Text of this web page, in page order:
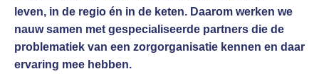
leven, in de regio én in de keten. Daarom werken we
nauw samen met gespecialiseerde partners die de
problematiek van een zorgorganisatie kennen en daar
ervaring mee hebben.